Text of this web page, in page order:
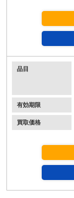
品目
有効期限
買取価格